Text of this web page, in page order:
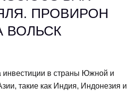
ПРОВИРОН
ВОЛЬСК
инвестиции в страны Южной и
такие как Индия, Индонезия и